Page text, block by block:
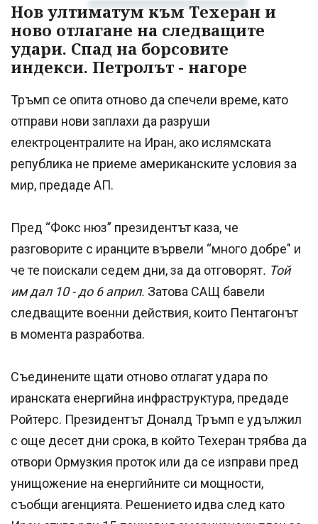
Нов ултиматум към Техеран и
ново отлагане на следващите
удари. Спад на борсовите
индекси. Петролът - нагоре
Тръмп се опита отново да спечели време, като
отправи нови заплахи да разруши
електроцентралите на Иран, ако ислямската
република не приеме американските условия за
мир, предаде АП.
Пред “Фокс нюз” президентът каза, че
разговорите с иранците вървели “много добре" и
че те поискали седем дни, за да отговорят. Той
им дал 10 - до 6 април. Затова САЩ бавели
следващите военни действия, които Пентагонът
в момента разработва.
Съединените щати отново отлагат удара по
иранската енергийна инфраструктура, предаде
Ройтерс. Президентът Доналд Тръмп е удължил
с още десет дни срока, в който Техеран трябва да
отвори Ормузкия проток или да се изправи пред
унищожение на енергийните си мощности,
съобщи агенцията. Решението идва след като